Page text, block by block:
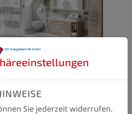
Sie jederzeit widerrufen.